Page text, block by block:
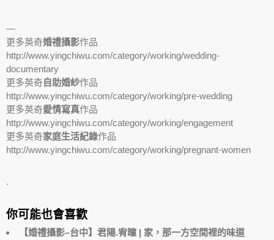
—
更多英奇婚禮攝影作品
http://www.yingchiwu.com/category/working/wedding-
documentary
更多英奇自助婚紗作品
http://www.yingchiwu.com/category/working/pre-wedding
更多英奇愛情寫真作品
http://www.yingchiwu.com/category/working/engagement
更多英奇家庭生活紀錄作品
http://www.yingchiwu.com/category/working/pregnant-women
.
你可能也會喜歡
【婚禮攝影–台中】君陽.宥曈 | 家，那一方空間裡的味道